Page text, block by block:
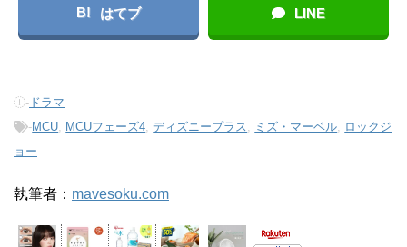
B! はてブ LINE
- ドラマ
-MCU MCUフェーズ4 ,ディズニープラス ミズ・マーベル ロックジ
ョー
執筆者： mavesoku.com